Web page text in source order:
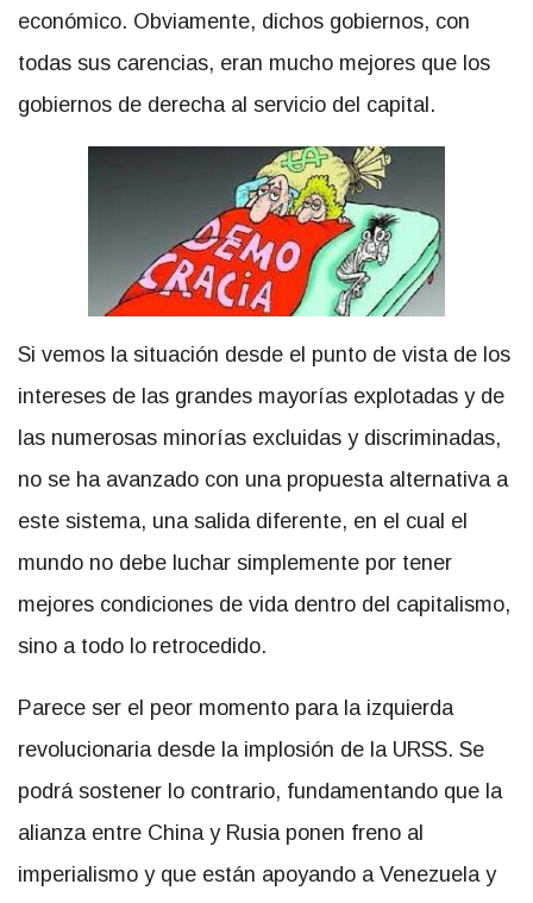
económico. Obviamente, dichos gobiernos, con
todas sus carencias, eran mucho mejores que los
gobiernos de derecha al servicio del capital.
Si vemos la situación desde el punto de vista de los
intereses de las grandes mayorías explotadas y de
las numerosas minorías excluidas y discriminadas,
no se ha avanzado con una propuesta alternativa a
este sistema, una salida diferente, en el cual el
mundo no debe luchar simplemente por tener
mejores condiciones de vida dentro del capitalismo,
sino a todo lo retrocedido.
Parece ser el peor momento para la izquierda
revolucionaria desde la implosión de la URSS. Se
podrá sostener lo contrario, fundamentando que la
alianza entre China y Rusia ponen freno al
imperialismo y que están apoyando a Venezuela y